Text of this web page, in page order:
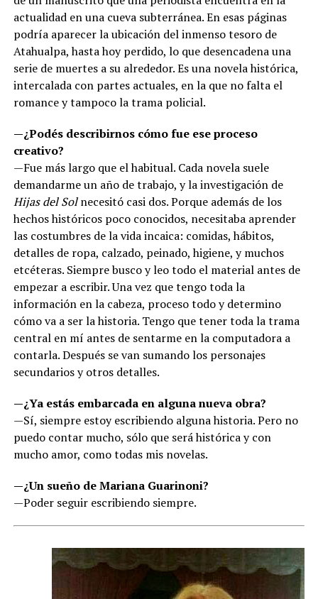
actualidad en una cueva subterránea. En esas páginas
podría aparecer la ubicación del inmenso tesoro de
Atahualpa, hasta hoy perdido, lo que desencadena una
serie de muertes a su alrededor. Es una novela histórica,
intercalada con partes actuales, en la que no falta el
romance y tampoco la trama policial.
—¿Podés describirnos cómo fue ese proceso
creativo?
—Fue más largo que el habitual. Cada novela suele
demandarme un año de trabajo, y la investigación de
Hijas del Solnecesitó casi dos. Porque además de los
hechos históricos poco conocidos, necesitaba aprender
las costumbres de la vida incaica: comidas, hábitos,
detalles de ropa, calzado, peinado, higiene, y muchos
etcéteras. Siempre busco y leo todo el material antes de
empezar a escribir. Una vez que tengo toda la
información en la cabeza, proceso todo y determino
cómo va a ser la historia. Tengo que tener toda la trama
central en mí antes de sentarme en la computadora a
contarla. Después se van sumando los personajes
secundarios y otros detalles.
—¿Ya estás embarcada en alguna nueva obra?
—Sí, siempre estoy escribiendo alguna historia. Pero no
puedo contar mucho, sólo que será histórica y con
mucho amor, como todas mis novelas.
—¿Un sueño de Mariana Guarinoni?
—Poder seguir escribiendo siempre.